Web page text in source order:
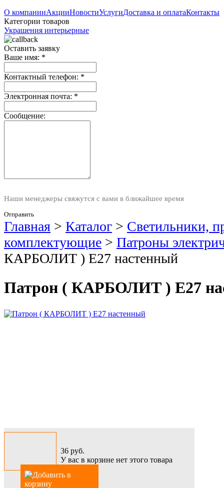
О компанииАкцииНовостиУслугиДоставка и оплатаКонтакты
Категории товаров
Украшения интерьерные
Оставить заявку
Ваше имя: *
Контактный телефон: *
Электронная почта: *
Сообщение:
Наши менеджеры свяжутся с вами в ближайшее время
Отправить
Главная > Каталог > Светильники,
комплектующие > Патроны
КАРБОЛИТ ) Е27 настенный
Патрон ( КАРБОЛИТ ) Е27
36 руб.
У вас в корзине нет этого товара